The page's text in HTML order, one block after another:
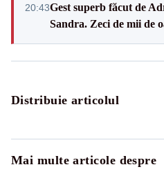
20:43Gest superb făcut de
Sandra. Zeci de mii de
Distribuie articolul
Mai multe articole despre